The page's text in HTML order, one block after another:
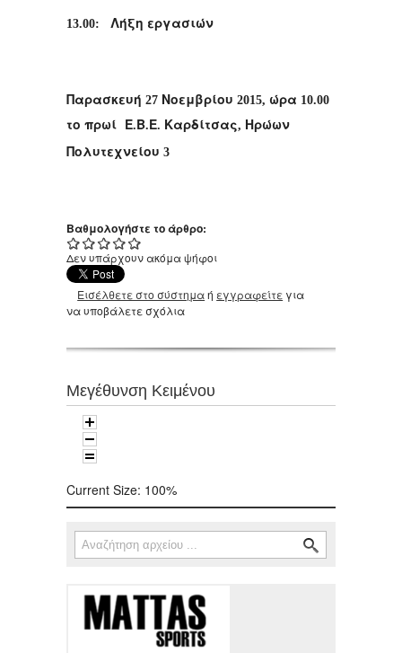
13.00: Λήξη εργασιών
Παρασκευή 27 Νοεμβρίου 2015, ώρα 10.00
το πρωί Ε.Β.Ε. Καρδίτσας, Ηρώων
Πολυτεχνείου 3
Βαθμολογήστε το άρθρο:
Δεν υπάρχουν ακόμα ψήφοι
Εισέλθετε στο σύστημαή εγγραφείτε για
να υποβάλετε σχόλια
Μεγέθυνση Κειμένου
Current Size: 100%
Φόρμα αναζήτησης
Αναζήτηση